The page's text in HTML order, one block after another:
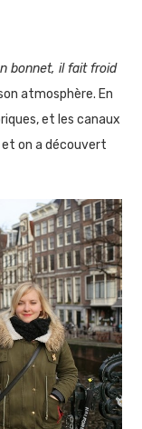
bonnet, il fait froid
atmosphère. En
et les canaux
on a découvert